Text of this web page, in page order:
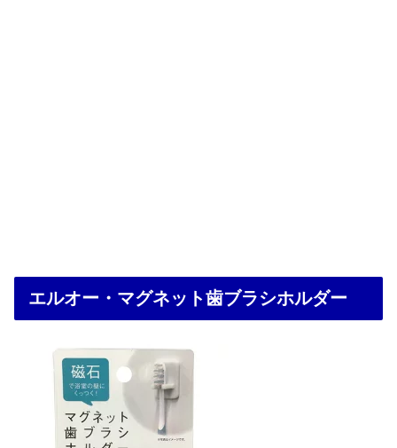
エルオー・マグネット歯ブラシホルダー